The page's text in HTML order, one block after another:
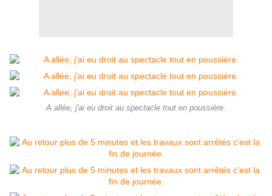
A allée, j'ai eu droit au spectacle tout en poussière.